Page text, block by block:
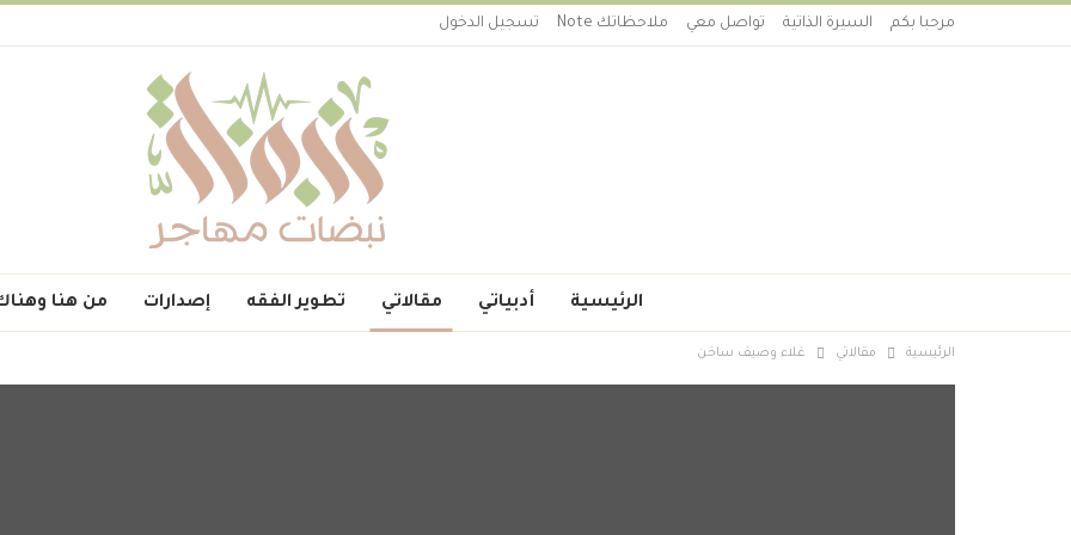
مرحبا بكم السيرة الذاتية تواصل معي ملاحظاتك Note تسجيل الدخول
الرئيسية أدبياتي مقالاتي تطوير الفقه إصدارات من هنا
الرئيسية مقالاتي غلاء وصيف ساخن